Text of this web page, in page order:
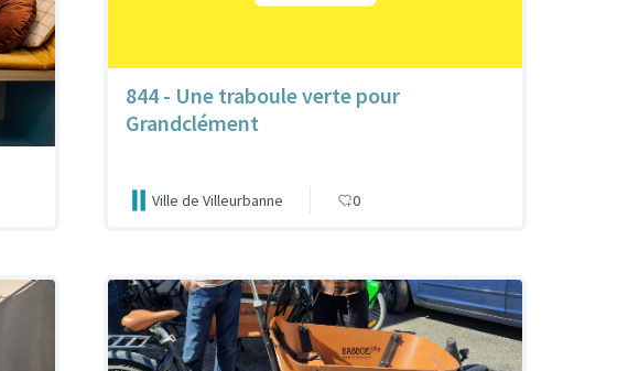
844 - Une traboule verte pour
Grandclément
Ville de Villeurbanne 0